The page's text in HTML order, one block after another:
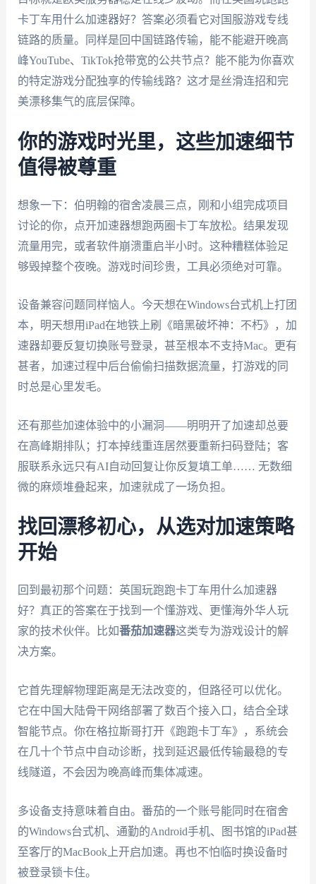
卡丁车用什么加速器好？答案必须看它对国服游戏专线
链路的质量。同样是回中国链路传输，能不能避开晚高
峰YouTube、TikTok抢带宽的公共节点？能不能为你喜欢
的特定游戏分配独享的传输线路？这才是丝滑连招和完
美漂移集气的底层保障。
你的游戏时光里，这些加速细节
值得被尊重
想象一下：伯明翰的宿舍凌晨三点，刚和小组完成项目
讨论的你，点开加速器想跑两圈卡丁车放松。结果发现
流量用完，或者软件崩溃重启半小时。这种糟糕体验足
够毁掉整个夜晚。游戏时间珍贵，工具必须绝对可靠。
设备兼容问题同样恼人。今天想在Windows台式机上打团
本，明天想用iPad在地铁上刷《暗黑破坏神：不朽》，加
速器却要反复切换账号登录，甚至根本不支持Mac。更有
甚者，加速过程中后台偷偷扫描数据流量，打游戏的同
时总是心里发毛。
还有那些加速体验中的小漏洞——明明开了加速却总要
在高峰期排队；打本掉线重连居然要重新扫码登陆；客
服联系永远只有AI自动回复让你反复填工单…… 无数细
微的麻烦堆叠起来，加速就成了一场负担。
找回漂移初心，从选对加速策略
开始
回到最初那个问题：英国玩跑跑卡丁车用什么加速器
好？真正的答案在于找到一个懂游戏、更懂海外华人玩
家的技术伙伴。比如番茄加速器这类专为游戏设计的解
决方案。
它首先理解物理距离是无法改变的，但路径可以优化。
它在中国大陆骨干网络部署了数百个接入口，结合全球
智能节点。你在格拉斯哥打开《跑跑卡丁车》，系统会
在几十个节点中自动诊断，找到延迟最低传输最稳的专
线隧道，不会因为晚高峰而集体减速。
多设备支持意味着自由。番茄的一个账号能同时在宿舍
的Windows台式机、通勤的Android手机、图书馆的iPad甚
至客厅的MacBook上开启加速。再也不怕临时换设备时
被登录锁卡住。